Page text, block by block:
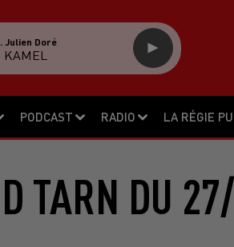
PODCAST RADIO LA RÉGIE
Julien Doré
KAMEL
TARN DU